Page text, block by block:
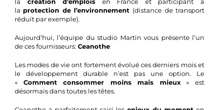
la protection de l’environnement (distance de transport
réduit par exemple).
Aujourd’hui, l’équipe du studio Martin vous présente l’un
de ces fournisseurs: Ceanothe
Les modes de vie ont fortement évolué ces derniers mois et
le développement durable n’est pas une option. Le
« Comment consommer moins mais mieux» est
désormais dans toutes les têtes.